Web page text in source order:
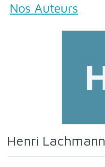
Nos Auteurs
Henri Lachmann